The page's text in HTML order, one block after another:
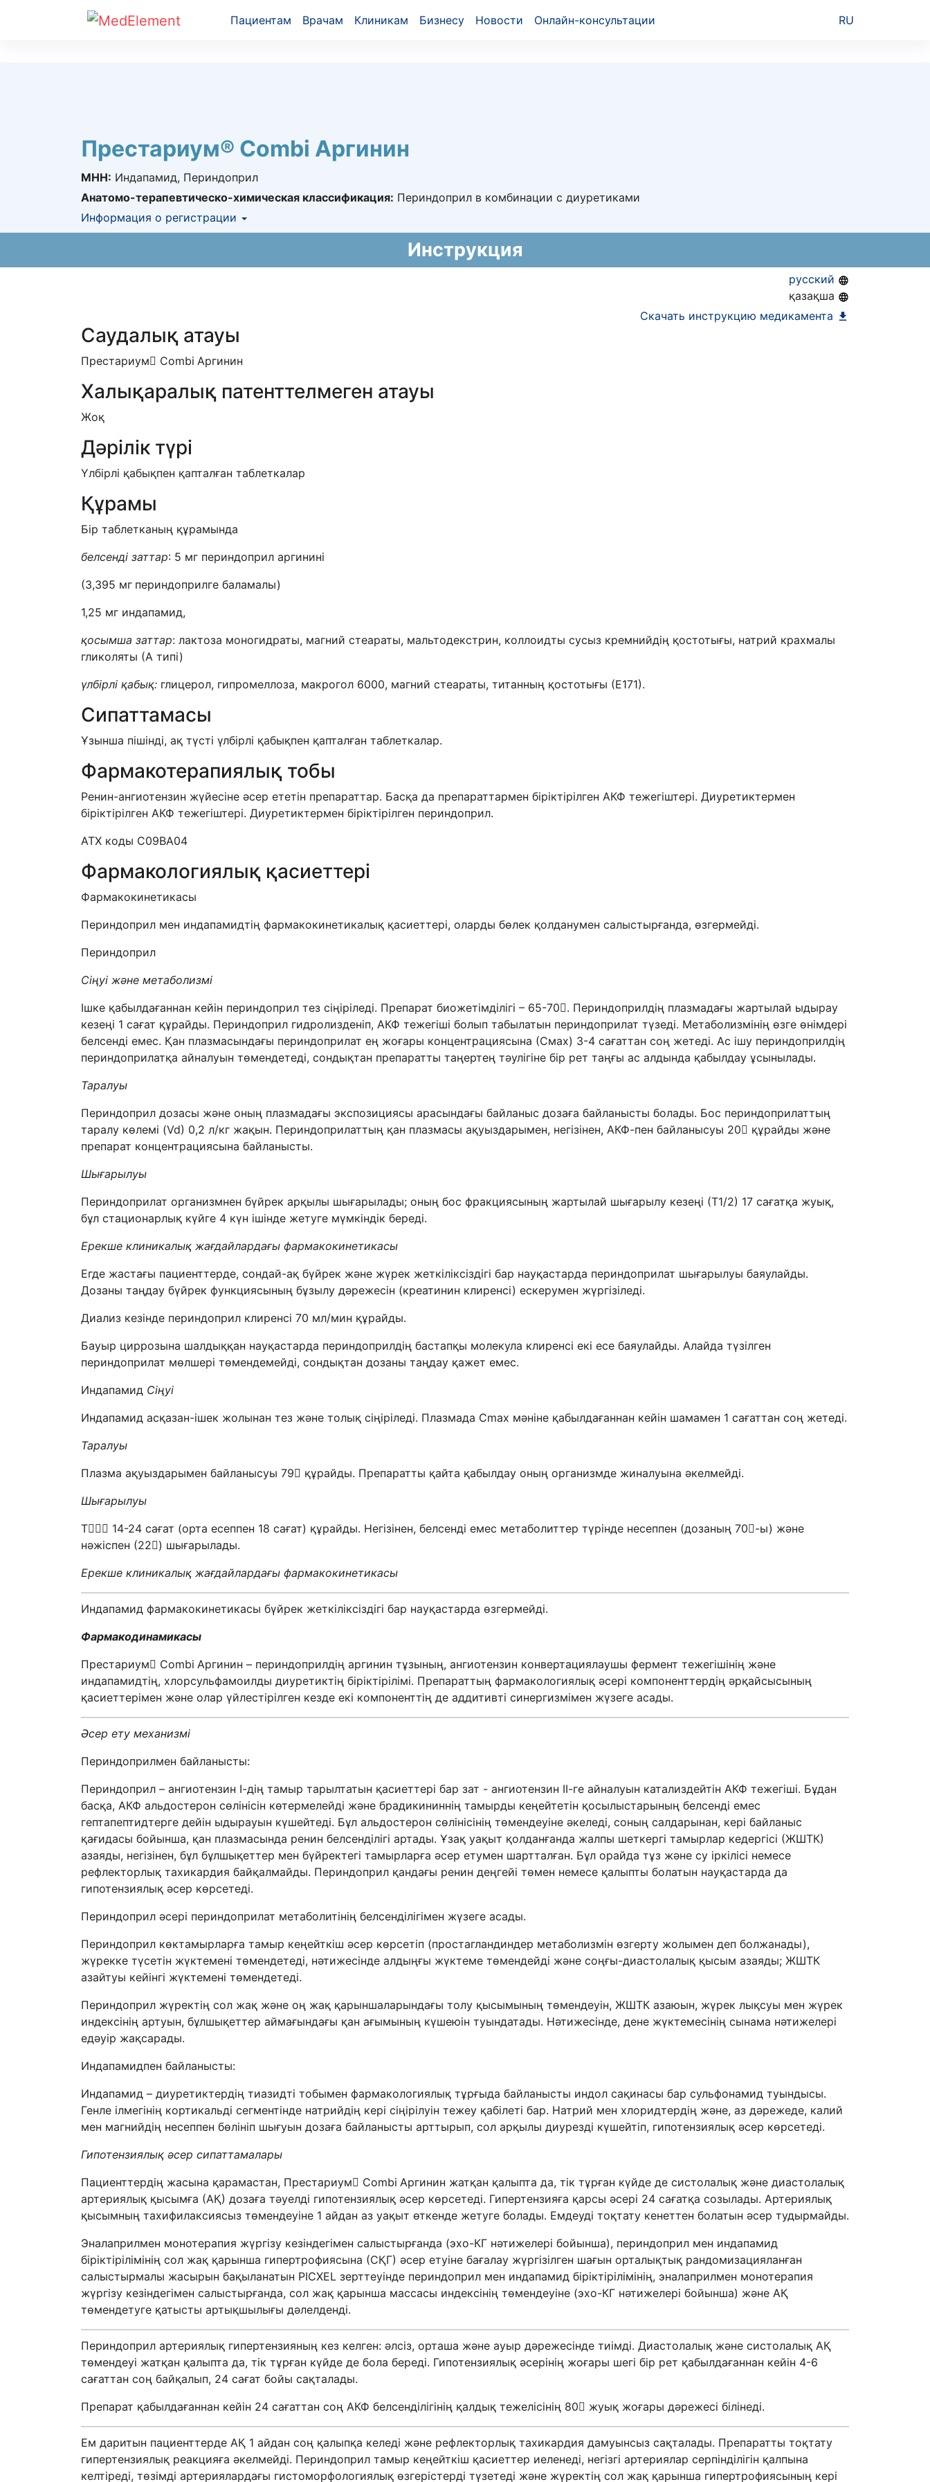
Пациентам Врачам Клиникам Бизнесу Новости Онлайн-консультации RU
Престариум® Combi Аргинин
МНН: Индапамид, Периндоприл
Анатомо-терапевтическо-химическая классификация: Периндоприл в комбинации с диуретиками
Информация о регистрации
Инструкция
русский
қазақша
Скачать инструкцию медикамента
Саудалық атауы
Престариум Combi Аргинин
Халықаралық патенттелмеген атауы
Жоқ
Дәрілік түрі
Үлбірлі қабықпен қапталған таблеткалар
Құрамы
Бір таблетканың құрамында
белсенді заттар: 5 мг периндоприл аргинині
(3,395 мг периндоприлге баламалы)
1,25 мг индапамид,
қосымша заттар: лактоза моногидраты, магний стеараты, мальтодекстрин, коллоидты сусыз кремнийдің қостотығы, натрий крахмалы
гликоляты (А типі)
үлбірлі қабық: глицерол, гипромеллоза, макрогол 6000, магний стеараты, титанның қостотығы (Е171).
Сипаттамасы
Ұзынша пішінді, ақ түсті үлбірлі қабықпен қапталған таблеткалар.
Фармакотерапиялық тобы
Ренин-ангиотензин жүйесіне әсер ететін препараттар. Басқа да препараттармен біріктірілген АКФ тежегіштері. Диуретиктермен
біріктірілген АКФ тежегіштері. Диуретиктермен біріктірілген периндоприл.
АТХ коды С09ВА04
Фармакологиялық қасиеттері
Фармакокинетикасы
Периндоприл мен индапамидтің фармакокинетикалық қасиеттері, оларды бөлек қолданумен салыстырғанда, өзгермейді.
Периндоприл
Сіңуі және метаболизмі
Ішке қабылдағаннан кейін периндоприл тез сіңіріледі. Препарат биожетімділігі – 65-70. Периндоприлдің плазмадағы жартылай ыдырау
кезеңі 1 сағат құрайды. Периндоприл гидролизденіп, АКФ тежегіші болып табылатын периндоприлат түзеді. Метаболизмінің өзге өнімдері
белсенді емес. Қан плазмасындағы периндоприлат ең жоғары концентрациясына (Смах) 3-4 сағаттан соң жетеді. Ас ішу периндоприлдің
периндоприлатқа айналуын төмендетеді, сондықтан препаратты таңертең тәулігіне бір рет таңғы ас алдында қабылдау ұсынылады.
Таралуы
Периндоприл дозасы және оның плазмадағы экспозициясы арасындағы байланыс дозаға байланысты болады. Бос периндоприлаттың
таралу көлемі (Vd) 0,2 л/кг жақын. Периндоприлаттың қан плазмасы ақуыздарымен, негізінен, АКФ-пен байланысуы 20 құрайды және
препарат концентрациясына байланысты.
Шығарылуы
Периндоприлат организмнен бүйрек арқылы шығарылады; оның бос фракциясының жартылай шығарылу кезеңі (Т1/2) 17 сағатқа жуық,
бұл стационарлық күйге 4 күн ішінде жетуге мүмкіндік береді.
Ерекше клиникалық жағдайлардағы фармакокинетикасы
Егде жастағы пациенттерде, сондай-ақ бүйрек және жүрек жеткіліксіздігі бар науқастарда периндоприлат шығарылуы баяулайды.
Дозаны таңдау бүйрек функциясының бұзылу дәрежесін (креатинин клиренсі) ескерумен жүргізіледі.
Диализ кезінде периндоприл клиренсі 70 мл/мин құрайды.
Бауыр циррозына шалдыққан науқастарда периндоприлдің бастапқы молекула клиренсі екі есе баяулайды. Алайда түзілген
периндоприлат мөлшері төмендемейді, сондықтан дозаны таңдау қажет емес.
Индапамид Сіңуі
Индапамид асқазан-ішек жолынан тез және толық сіңіріледі. Плазмада Сmax мәніне қабылдағаннан кейін шамамен 1 сағаттан соң жетеді.
Таралуы
Плазма ақуыздарымен байланысуы 79 құрайды. Препаратты қайта қабылдау оның организмде жиналуына әкелмейді.
Шығарылуы
Т 14-24 сағат (орта есеппен 18 сағат) құрайды. Негізінен, белсенді емес метаболиттер түрінде несеппен (дозаның 70-ы) және
нәжіспен (22) шығарылады.
Ерекше клиникалық жағдайлардағы фармакокинетикасы
Индапамид фармакокинетикасы бүйрек жеткіліксіздігі бар науқастарда өзгермейді.
Фармакодинамикасы
Престариум Combi Аргинин – периндоприлдің аргинин тұзының, ангиотензин конвертациялаушы фермент тежегішінің және
индапамидтің, хлорсульфамоилды диуретиктің біріктірілімі. Препараттың фармакологиялық әсері компоненттердің әрқайсысының
қасиеттерімен және олар үйлестірілген кезде екі компоненттің де аддитивті синергизмімен жүзеге асады.
Әсер ету механизмі
Периндоприлмен байланысты:
Периндоприл – ангиотензин І-дің тамыр тарылтатын қасиеттері бар зат - ангиотензин ІІ-ге айналуын катализдейтін АКФ тежегіші. Бұдан
басқа, АКФ альдостерон сөлінісін көтермелейді және брадикининнің тамырды кеңейтетін қосылыстарының белсенді емес
гептапептидтерге дейін ыдырауын күшейтеді. Бұл альдостерон сөлінісінің төмендеуіне әкеледі, соның салдарынан, кері байланыс
қағидасы бойынша, қан плазмасында ренин белсенділігі артады. Ұзақ уақыт қолданғанда жалпы шеткергі тамырлар кедергісі (ЖШТК)
азаяды, негізінен, бұл бұлшықеттер мен бүйректегі тамырларға әсер етумен шартталған. Бұл орайда тұз және су іркілісі немесе
рефлекторлық тахикардия байқалмайды. Периндоприл қандағы ренин деңгейі төмен немесе қалыпты болатын науқастарда да
гипотензиялық әсер көрсетеді.
Периндоприл әсері периндоприлат метаболитінің белсенділігімен жүзеге асады.
Периндоприл көктамырларға тамыр кеңейткіш әсер көрсетіп (простагландиндер метаболизмін өзгерту жолымен деп болжанады),
жүрекке түсетін жүктемені төмендетеді, нәтижесінде алдыңғы жүктеме төмендейді және соңғы-диастолалық қысым азаяды; ЖШТК
азайтуы кейінгі жүктемені төмендетеді.
Периндоприл жүректің сол жақ және оң жақ қарыншаларындағы толу қысымының төмендеуін, ЖШТК азаюын, жүрек лықсуы мен жүрек
индексінің артуын, бұлшықеттер аймағындағы қан ағымының күшеюін туындатады. Нәтижесінде, дене жүктемесінің сынама нәтижелері
едәуір жақсарады.
Индапамидпен байланысты:
Индапамид – диуретиктердің тиазидті тобымен фармакологиялық тұрғыда байланысты индол сақинасы бар сульфонамид туындысы.
Генле ілмегінің кортикальді сегментінде натрийдің кері сіңірілуін тежеу қабілеті бар. Натрий мен хлоридтердің және, аз дәрежеде, калий
мен магнийдің несеппен бөлініп шығуын дозаға байланысты арттырып, сол арқылы диурезді күшейтіп, гипотензиялық әсер көрсетеді.
Гипотензиялық әсер сипаттамалары
Пациенттердің жасына қарамастан, Престариум Combi Аргинин жатқан қалыпта да, тік тұрған күйде де систолалық және диастолалық
артериялық қысымға (АҚ) дозаға тәуелді гипотензиялық әсер көрсетеді. Гипертензияға қарсы әсері 24 сағатқа созылады. Артериялық
қысымның тахифилаксиясыз төмендеуіне 1 айдан аз уақыт өткенде жетуге болады. Емдеуді тоқтату кенеттен болатын әсер тудырмайды.
Эналаприлмен монотерапия жүргізу кезіндегімен салыстырғанда (эхо-КГ нәтижелері бойынша), периндоприл мен индапамид
біріктірілімінің сол жақ қарынша гипертрофиясына (СҚГ) әсер етуіне бағалау жүргізілген шағын орталықтық рандомизацияланған
салыстырмалы жасырын бақыланатын PICXEL зерттеуінде периндоприл мен индапамид біріктірілімінің, эналаприлмен монотерапия
жүргізу кезіндегімен салыстырғанда, сол жақ қарынша массасы индексінің төмендеуіне (эхо-КГ нәтижелері бойынша) және АҚ
төмендетуге қатысты артықшылығы дәлелденді.
Периндоприл артериялық гипертензияның кез келген: әлсіз, орташа және ауыр дәрежесінде тиімді. Диастолалық және систолалық АҚ
төмендеуі жатқан қалыпта да, тік тұрған күйде де бола береді. Гипотензиялық әсерінің жоғары шегі бір рет қабылдағаннан кейін 4-6
сағаттан соң байқалып, 24 сағат бойы сақталады.
Препарат қабылдағаннан кейін 24 сағаттан соң АКФ белсенділігінің қалдық тежелісінің 80 жуық жоғары дәрежесі білінеді.
Ем даритын пациенттерде АҚ 1 айдан соң қалыпқа келеді және рефлекторлық тахикардия дамуынсыз сақталады. Препаратты тоқтату
гипертензиялық реакцияға әкелмейді. Периндоприл тамыр кеңейткіш қасиеттер иеленеді, негізгі артериялар серпінділігін қалпына
келтіреді, төзімді артериялардағы гистоморфологиялық өзгерістерді түзетеді және жүректің сол жақ қарынша гипертрофиясының кері